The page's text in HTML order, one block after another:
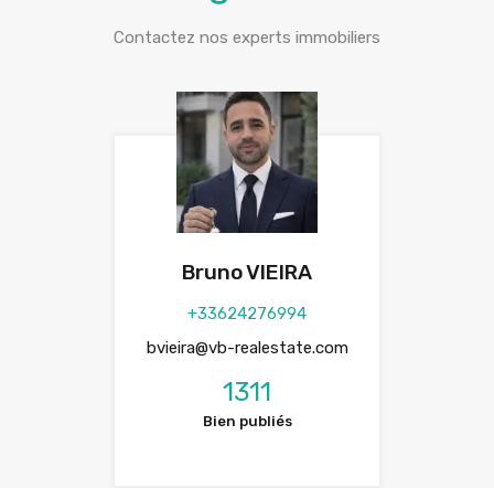
Contactez nos experts immobiliers
Bruno VIEIRA
+33624276994
bvieira@vb-realestate.com
1311
Bien publiés